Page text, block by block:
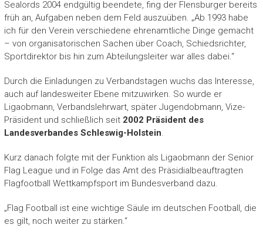
Sealords 2004 endgültig beendete, fing der Flensburger bereits
früh an, Aufgaben neben dem Feld auszuüben. „Ab 1993 habe
ich für den Verein verschiedene ehrenamtliche Dinge gemacht
– von organisatorischen Sachen über Coach, Schiedsrichter,
Sportdirektor bis hin zum Abteilungsleiter war alles dabei.“
Durch die Einladungen zu Verbandstagen wuchs das Interesse,
auch auf landesweiter Ebene mitzuwirken. So wurde er
Ligaobmann, Verbandslehrwart, später Jugendobmann, Vize-
Präsident und schließlich seit 2002 Präsident des
Landesverbandes Schleswig-Holstein.
Kurz danach folgte mit der Funktion als Ligaobmann der Senior
Flag League und in Folge das Amt des Präsidialbeauftragten
Flagfootball Wettkampfsport im Bundesverband dazu.
„Flag Football ist eine wichtige Säule im deutschen Football, die
es gilt, noch weiter zu stärken.“